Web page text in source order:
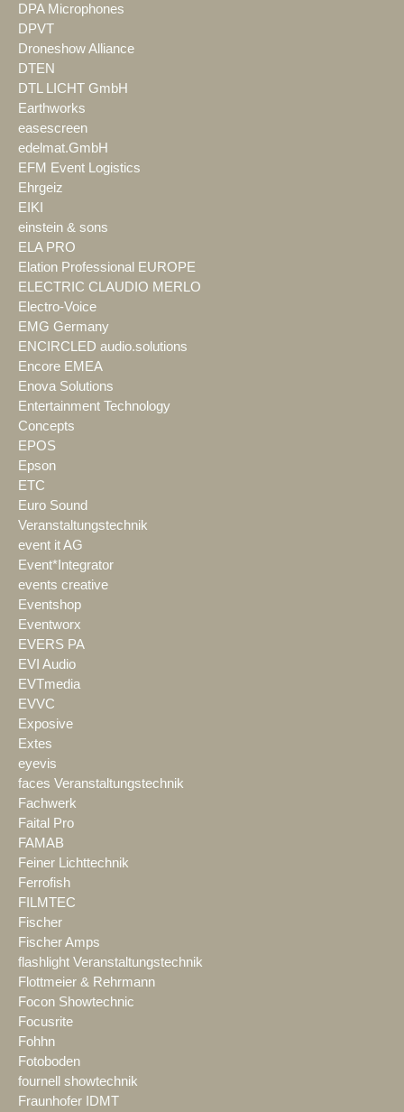
DPA Microphones
DPVT
Droneshow Alliance
DTEN
DTL LICHT GmbH
Earthworks
easescreen
edelmat.GmbH
EFM Event Logistics
Ehrgeiz
EIKI
einstein & sons
ELA PRO
Elation Professional EUROPE
ELECTRIC CLAUDIO MERLO
Electro-Voice
EMG Germany
ENCIRCLED audio.solutions
Encore EMEA
Enova Solutions
Entertainment Technology
Concepts
EPOS
Epson
ETC
Euro Sound
Veranstaltungstechnik
event it AG
Event*Integrator
events creative
Eventshop
Eventworx
EVERS PA
EVI Audio
EVTmedia
EVVC
Exposive
Extes
eyevis
faces Veranstaltungstechnik
Fachwerk
Faital Pro
FAMAB
Feiner Lichttechnik
Ferrofish
FILMTEC
Fischer
Fischer Amps
flashlight Veranstaltungstechnik
Flottmeier & Rehrmann
Focon Showtechnic
Focusrite
Fohhn
Fotoboden
fournell showtechnik
Fraunhofer IDMT